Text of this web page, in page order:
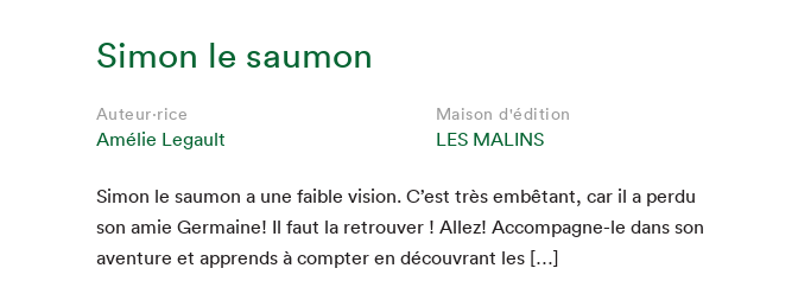
Que cherchez-vous?
Simon le saumon
Auteur·rice
Amélie Legault
Maison d'édition
LES MALINS
Simon le saumon a une faible vision. C’est très embê­tant, car il a per­du
son amie Ger­maine! Il faut la retrou­ver ! Allez! Accom­pa­gne-le dans son
aven­ture et apprends à compter en décou­vrant les […]